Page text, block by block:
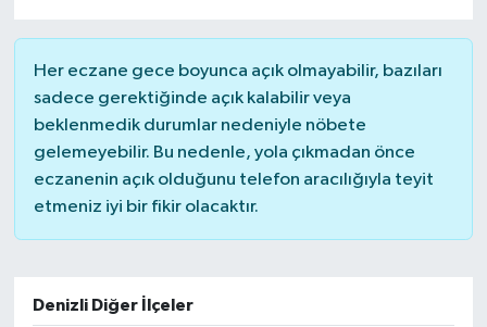
Her eczane gece boyunca açık olmayabilir, bazıları
sadece gerektiğinde açık kalabilir veya
beklenmedik durumlar nedeniyle nöbete
gelemeyebilir. Bu nedenle, yola çıkmadan önce
eczanenin açık olduğunu telefon aracılığıyla teyit
etmeniz iyi bir fikir olacaktır.
Denizli Diğer İlçeler